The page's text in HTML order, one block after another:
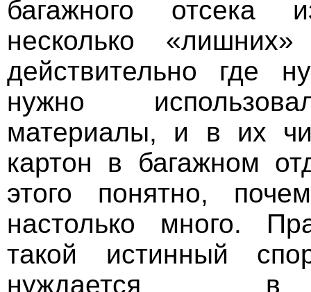
багажного отсека
несколько
действительно где
нужно
материалы, и в их
картон в багажном
этого понятно,
настолько много.
такой истинный
нуждается в